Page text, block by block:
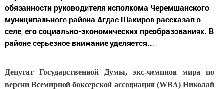
обязанности руководителя исполкома Черемшанского
муниципального района Агдас Шакиров рассказал о
селе, его социально-экономических преобразованиях. В
районе серьезное внимание уделяется...
Депутат Государственной Думы, экс-чемпион мира по
версии Всемирной боксерской ассоциации (WBA) Николай